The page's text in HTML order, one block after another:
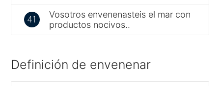
41
Vosotros envenenasteis el mar con
productos nocivos..
Definición de envenenar